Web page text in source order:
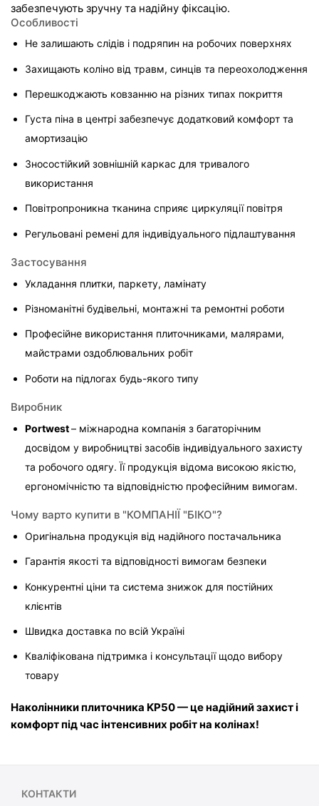
забезпечують зручну та надійну фіксацію.
Особливості
Не залишають слідів і подряпин на робочих поверхнях
Захищають коліно від травм, синців та переохолодження
Перешкоджають ковзанню на різних типах покриття
Густа піна в центрі забезпечує додатковий комфорт та
амортизацію
Зносостійкий зовнішній каркас для тривалого
використання
Повітропроникна тканина сприяє циркуляції повітря
Регульовані ремені для індивідуального підлаштування
Застосування
Укладання плитки, паркету, ламінату
Різноманітні будівельні, монтажні та ремонтні роботи
Професійне використання плиточниками, малярами,
майстрами оздоблювальних робіт
Роботи на підлогах будь-якого типу
Виробник
Portwest – міжнародна компанія з багаторічним
досвідом у виробництві засобів індивідуального захисту
та робочого одягу. Її продукція відома високою якістю,
ергономічністю та відповідністю професійним вимогам.
Чому варто купити в "КОМПАНІЇ "БІКО"?
Оригінальна продукція від надійного постачальника
Гарантія якості та відповідності вимогам безпеки
Конкурентні ціни та система знижок для постійних
клієнтів
Швидка доставка по всій Україні
Кваліфікована підтримка і консультації щодо вибору
товару
Наколінники плиточника KP50 — це надійний захист і
комфорт під час інтенсивних робіт на колінах!
КОНТАКТИ